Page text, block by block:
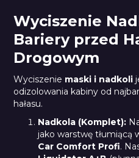
Wyciszenie
Bariery przed
Drogowym
Wyciszenie maski i nadkoli
odizolowania kabiny od
hałasu.
Nadkola (Komplet):
jako warstwę tłumiącą
Car Comfort Profi.